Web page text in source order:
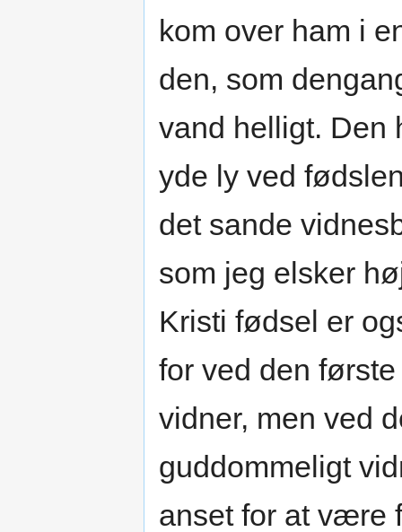
kom over ham i
den, som
vand helligt. Den
yde ly ved
det sande
som jeg elsker
Kristi fødsel er
for ved den
vidner, men ved
guddommeligt
anset for at være